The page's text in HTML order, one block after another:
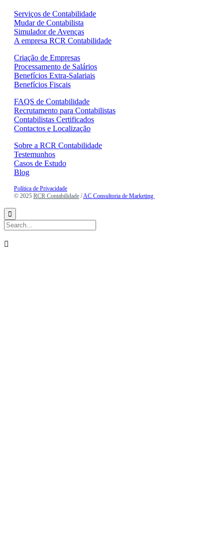
Serviços de Contabilidade
Mudar de Contabilista
Simulador de Avenças
A empresa RCR Contabilidade
Criação de Empresas
Processamento de Salários
Benefícios Extra-Salariais
Benefícios Fiscais
FAQS de Contabilidade
Recrutamento para Contabilistas
Contabilistas Certificados
Contactos e Localização
Sobre a RCR Contabilidade
Testemunhos
Casos de Estudo
Blog
Política de Privacidade
© 2025 RCR Contabilidade /AC Consultoria de Marketing

